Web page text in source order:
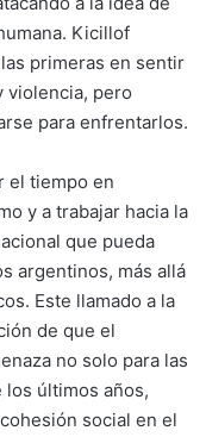
Kicillof
primeras en sentir
violencia, pero
para enfrentarlos.
el tiempo en
y a trabajar hacia la
que pueda
argentinos, más allá
Este llamado a la
de que el
no solo para las
últimos años,
social en el